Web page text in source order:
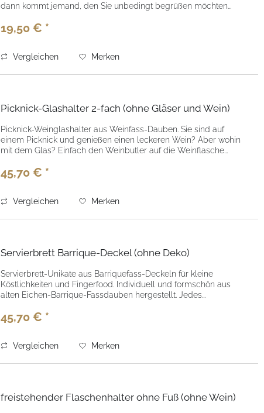
dann kommt jemand, den Sie unbedingt begrüßen möchten...
19,50 € *
Vergleichen Merken
Picknick-Glashalter 2-fach (ohne Gläser und Wein)
Picknick-Weinglashalter aus Weinfass-Dauben. Sie sind auf
einem Picknick und genießen einen leckeren Wein? Aber wohin
mit dem Glas? Einfach den Weinbutler auf die Weinflasche...
45,70 € *
Vergleichen Merken
Servierbrett Barrique-Deckel (ohne Deko)
Servierbrett-Unikate aus Barriquefass-Deckeln für kleine
Köstlichkeiten und Fingerfood. Individuell und formschön aus
alten Eichen-Barrique-Fassdauben hergestellt. Jedes...
45,70 € *
Vergleichen Merken
freistehender Flaschenhalter ohne Fuß (ohne Wein)